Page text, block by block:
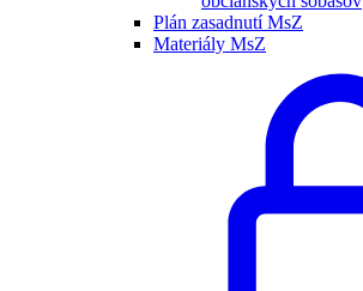
Plán zasadnutí MsZ
Materiály MsZ